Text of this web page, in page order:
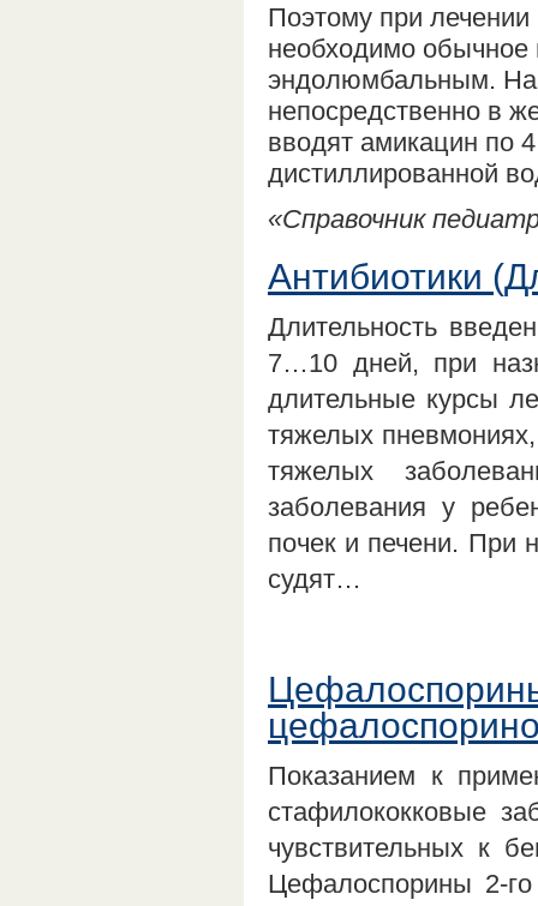
Поэтому при лечении
необходимо обычное
эндолюмбальным.
непосредственно в
вводят амикацин по
дистиллированной
«Справочник
Антибиотики
Длительность
7…10 дней, при
длительные курсы
тяжелых пневмониях,
тяжелых
заболевания у
почек и печени. При
судят…
Показанием к
стафилококковые
чувствительных к
Цефалоспорины 2-